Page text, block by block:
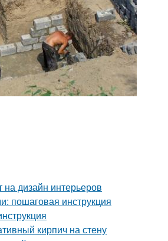
дизайн интерьеров
пошаговая инструкция
кирпич на стену